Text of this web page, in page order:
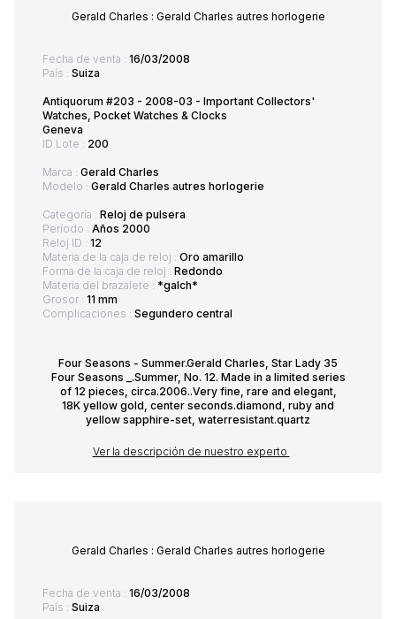
Gerald Charles : Gerald Charles autres horlogerie
Fecha de venta : 16/03/2008
País : Suiza
Antiquorum #203 - 2008-03 - Important Collectors'
Watches, Pocket Watches & Clocks
Geneva
ID Lote : 200
Marca : Gerald Charles
Modelo : Gerald Charles autres horlogerie
Categoría : Reloj de pulsera
Período : Años 2000
Reloj ID : 12
Materia de la caja de reloj : Oro amarillo
Forma de la caja de reloj : Redondo
Materia del brazalete : *galch*
Grosor : 11 mm
Complicaciones : Segundero central
Four Seasons - Summer.Gerald Charles, Star Lady 35
Four Seasons _.Summer, No. 12. Made in a limited series
of 12 pieces, circa.2006..Very fine, rare and elegant,
18K yellow gold, center seconds.diamond, ruby and
yellow sapphire-set, waterresistant.quartz
Ver la descripción de nuestro experto
Gerald Charles : Gerald Charles autres horlogerie
Fecha de venta : 16/03/2008
País : Suiza